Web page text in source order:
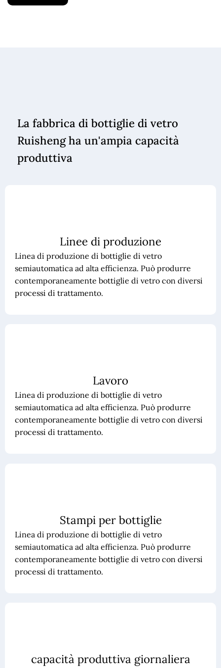
La fabbrica di bottiglie di vetro
Ruisheng ha un'ampia capacità
produttiva
Linee di produzione
Linea di produzione di bottiglie di vetro
semiautomatica ad alta efficienza. Può produrre
contemporaneamente bottiglie di vetro con diversi
processi di trattamento.
Lavoro
Linea di produzione di bottiglie di vetro
semiautomatica ad alta efficienza. Può produrre
contemporaneamente bottiglie di vetro con diversi
processi di trattamento.
Stampi per bottiglie
Linea di produzione di bottiglie di vetro
semiautomatica ad alta efficienza. Può produrre
contemporaneamente bottiglie di vetro con diversi
processi di trattamento.
capacità produttiva giornaliera